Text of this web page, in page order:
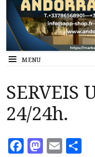
MENU
SERVEIS
24/24h.
Facebook
Email